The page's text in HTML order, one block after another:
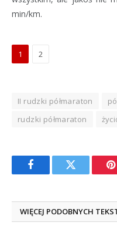
min/km.
1 2
II rudzki półmaraton
rudzki półmaraton
FacebookTwitter
WIĘCEJ PODOBNYCH